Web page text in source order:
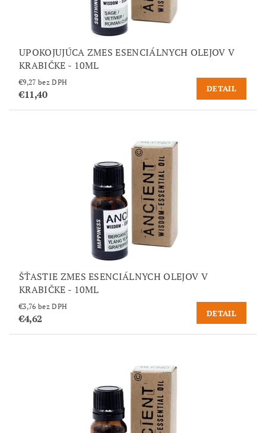
UPOKOJUJÚCA ZMES ESENCIÁLNYCH OLEJOV V
KRABIČKE - 10ML
€9,27 bez DPH
€11,40 DETAIL
ŠŤASTIE ZMES ESENCIÁLNYCH OLEJOV V
KRABIČKE - 10ML
€3,76 bez DPH
€4,62 DETAIL